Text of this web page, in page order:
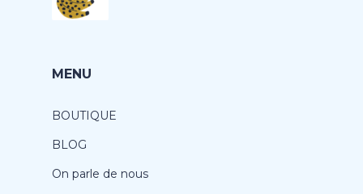
MENU
BOUTIQUE
BLOG
On parle de nous